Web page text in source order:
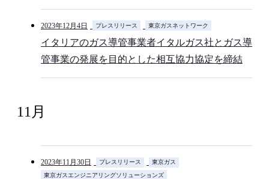
2023年12月4日 プレスリリース 東京ガスネットワーク
イタリアのガス導管事業者イタルガス社とガス導
管事業の発展を目的とした相互協力協定を締結
11月
2023年11月30日 プレスリリース
東京ガス
東京ガスエンジニアリングソリューションズ